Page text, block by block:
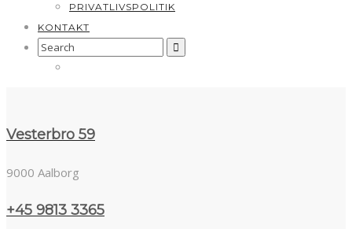
PRIVATLIVSPOLITIK
KONTAKT
Search
Vesterbro 59
9000 Aalborg
+45 9813 3365